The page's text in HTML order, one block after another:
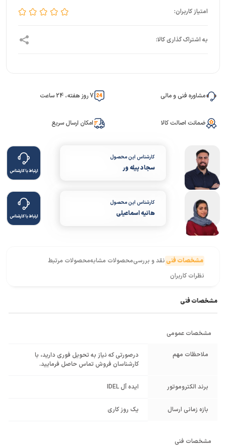
مشاوره فنی و مالی 7 روز هفته، 24 ساعت
ضمانت اصالت کالا امکان ارسال سریع
کارشناس این محصول
سجاد پیله ور ارتباط با کارشناس
کارشناس این محصول
هانیه اسماعیلی ارتباط با کارشناس
مشخصات فنی نقد و بررسیمحصولات مشابهمحصولات مرتبط
نظرات کاربران
مشخصات فنی
مشخصات عمومی
ملاحظات مهم
درصورتی که نیاز به تحویل فوری دارید، با
کارشناسان فروش تماس حاصل فرمایید.
برند الکتروموتور ایده آل IDEL
بازه زمانی ارسال یک روز کاری
مشخصات فنی